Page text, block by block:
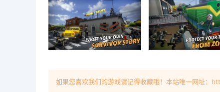
如果您喜欢我们的游戏请记得收藏哦！本站唯一网址